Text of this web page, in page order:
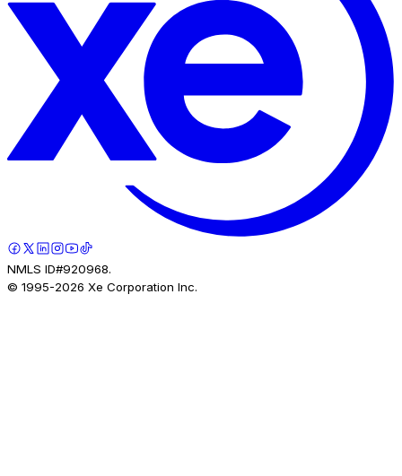
NMLS ID#920968.
© 1995-2026 Xe Corporation Inc.